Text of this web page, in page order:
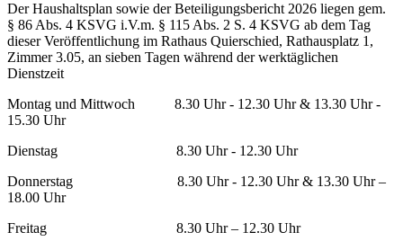
Der Haushaltsplan sowie der Beteiligungsbericht 2026 liegen gem.
§ 86 Abs. 4 KSVG i.V.m. § 115 Abs. 2 S. 4 KSVG ab dem Tag
dieser Veröffentlichung im Rathaus Quierschied, Rathausplatz 1,
Zimmer 3.05, an sieben Tagen während der werktäglichen
Dienstzeit
Montag und Mittwoch 8.30 Uhr - 12.30 Uhr & 13.30 Uhr -
15.30 Uhr
Dienstag 8.30 Uhr - 12.30 Uhr
Donnerstag 8.30 Uhr - 12.30 Uhr & 13.30 Uhr –
18.00 Uhr
Freitag 8.30 Uhr – 12.30 Uhr